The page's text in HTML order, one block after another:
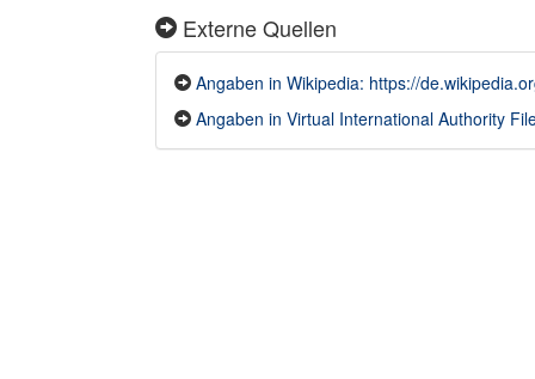
Externe Quellen
Angaben in Wikipedia: https://
Angaben in Virtual International Authority